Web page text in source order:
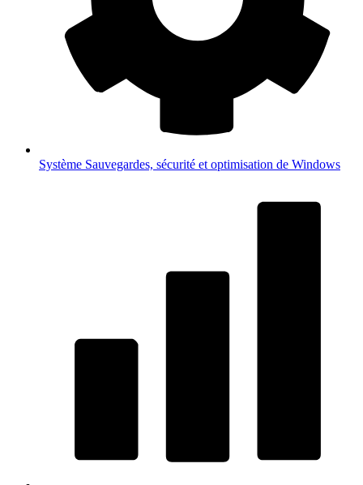
Système Sauvegardes, sécurité et optimisation de Windows